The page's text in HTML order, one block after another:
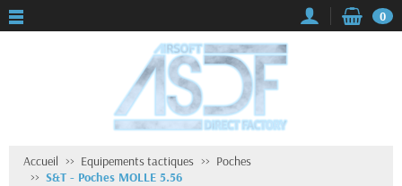
0
Accueil Equipements tactiques
Poches
S&T - Poches MOLLE 5.56